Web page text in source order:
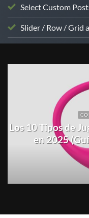
Select Custom
Slider / Row / Grid
Los 10 Tipos de
en 2025